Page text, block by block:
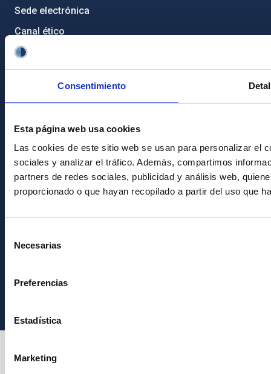
Consentimiento
Esta página web usa cookies
Las cookies de este sitio web se usan para personalizar el
sociales y analizar el tráfico. Además, compartimos
partners de redes sociales, publicidad y análisis web,
proporcionado o que hayan recopilado a partir del uso que
Necesarias
Preferencias
Estadística
Marketing
Sede electrónica
Canal ético
Condolencias Francisco Sánchez
PostFooter > Newsletter link
Únete a nuestra
Newsletter